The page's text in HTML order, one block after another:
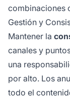
combinaciones
Gestión y
Mantener la
canales y
una
por alto. Los
todo el